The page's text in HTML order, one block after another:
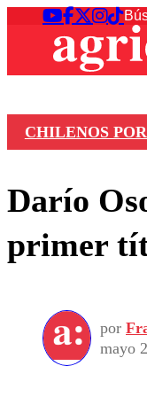
CHILENOS
Darío
primer
por
mayo